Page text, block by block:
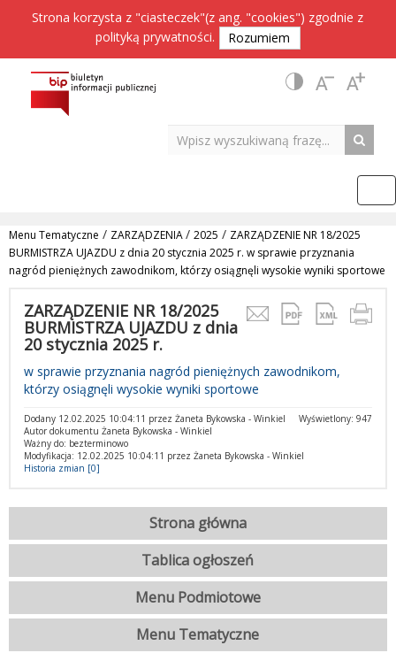
Strona korzysta z "ciasteczek"(z ang. "cookies") zgodnie z
polityką prywatności. Rozumiem
Menu Tematyczne / ZARZĄDZENIA/ 2025 / ZARZĄDZENIE NR 18/2025
BURMISTRZA UJAZDU z dnia 20 stycznia 2025 r. w sprawie przyznania
nagród pieniężnych zawodnikom, którzy osiągnęli wysokie wyniki sportowe
ZARZĄDZENIE NR 18/2025
BURMISTRZA UJAZDU z dnia
20 stycznia 2025 r.
w sprawie przyznania nagród pieniężnych zawodnikom,
którzy osiągnęli wysokie wyniki sportowe
Wyświetlony: 947
Dodany 12.02.2025 10:04:11 przez Żaneta Bykowska - Winkiel
Autor dokumentu Żaneta Bykowska - Winkiel
Ważny do: bezterminowo
Modyfikacja: 12.02.2025 10:04:11 przez Żaneta Bykowska - Winkiel
Historia zmian [0]
Strona główna
Tablica ogłoszeń
Menu Podmiotowe
Menu Tematyczne